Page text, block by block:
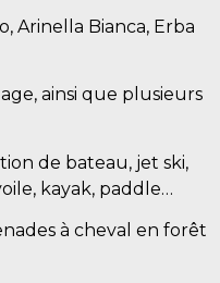
Arinella Bianca, Erba
ainsi que plusieurs
de bateau, jet ski,
kayak, paddle…
à cheval en forêt